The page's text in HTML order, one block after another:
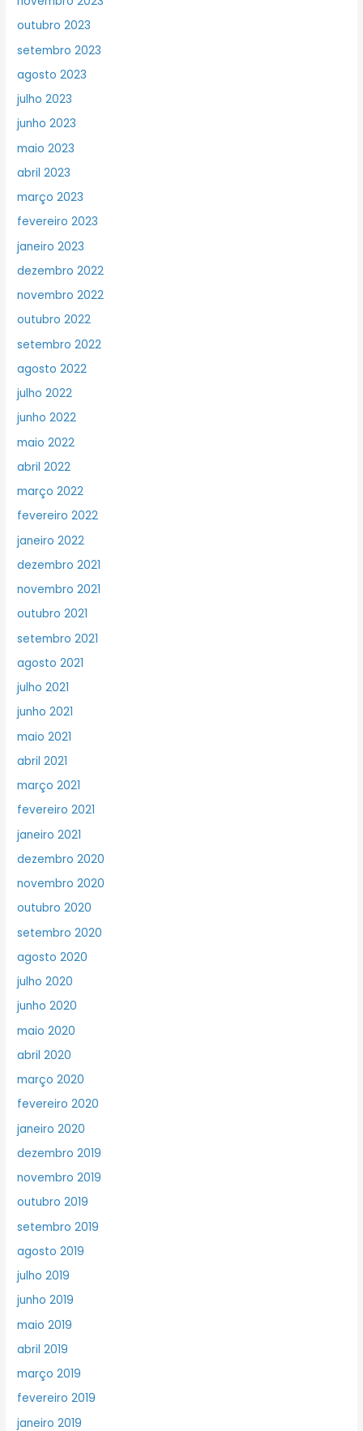
outubro 2023
setembro 2023
agosto 2023
julho 2023
junho 2023
maio 2023
abril 2023
março 2023
fevereiro 2023
janeiro 2023
dezembro 2022
novembro 2022
outubro 2022
setembro 2022
agosto 2022
julho 2022
junho 2022
maio 2022
abril 2022
março 2022
fevereiro 2022
janeiro 2022
dezembro 2021
novembro 2021
outubro 2021
setembro 2021
agosto 2021
julho 2021
junho 2021
maio 2021
abril 2021
março 2021
fevereiro 2021
janeiro 2021
dezembro 2020
novembro 2020
outubro 2020
setembro 2020
agosto 2020
julho 2020
junho 2020
maio 2020
abril 2020
março 2020
fevereiro 2020
janeiro 2020
dezembro 2019
novembro 2019
outubro 2019
setembro 2019
agosto 2019
julho 2019
junho 2019
maio 2019
abril 2019
março 2019
fevereiro 2019
janeiro 2019